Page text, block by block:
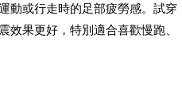
動或行走時的足部疲勞感。試穿
效果更好，特別適合喜歡慢跑、